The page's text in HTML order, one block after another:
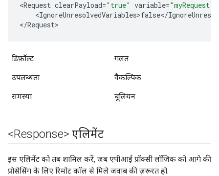
<Request clearPayload="true" variable="myRequest"
<IgnoreUnresolvedVariables>false</
</Request>
डिफ़ॉल्ट गलत
उपलब्धता वैकल्पिक
समस्या बूलियन
<Response> एलिमेंट
इस एलिमेंट को तब शामिल करें, जब एपीआई प्रॉक्सी लॉजिक को आगे की
प्रोसेसिंग के लिए रिमोट कॉल से मिले जवाब की ज़रूरत हो.